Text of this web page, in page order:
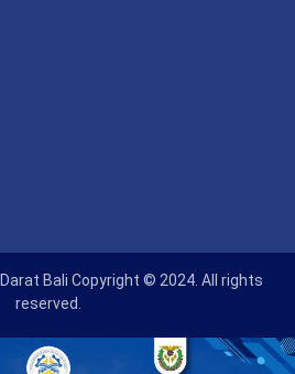
Bali Copyright © 2024. All rights
reserved.